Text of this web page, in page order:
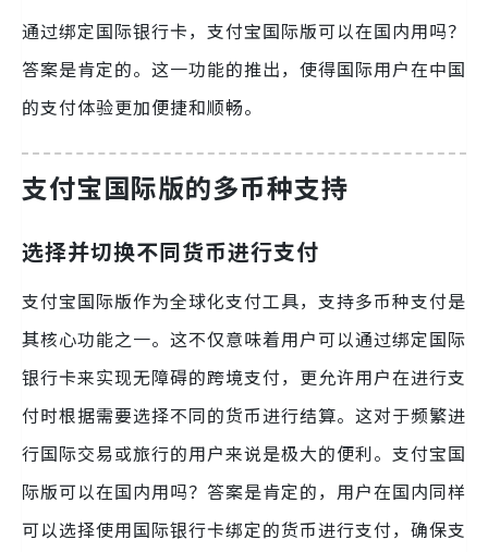
通过绑定国际银行卡，支付宝国际版可以在国内用吗？
答案是肯定的。这一功能的推出，使得国际用户在中国
的支付体验更加便捷和顺畅。
支付宝国际版的多币种支持
选择并切换不同货币进行支付
支付宝国际版作为全球化支付工具，支持多币种支付是
其核心功能之一。这不仅意味着用户可以通过绑定国际
银行卡来实现无障碍的跨境支付，更允许用户在进行支
付时根据需要选择不同的货币进行结算。这对于频繁进
行国际交易或旅行的用户来说是极大的便利。支付宝国
际版可以在国内用吗？答案是肯定的，用户在国内同样
可以选择使用国际银行卡绑定的货币进行支付，确保支